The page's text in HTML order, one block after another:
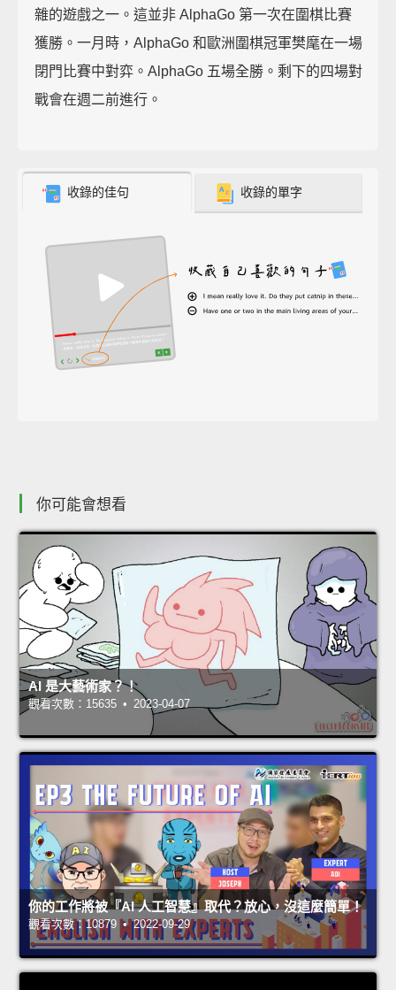
雜的遊戲之一。這並非 AlphaGo 第一次在圍棋比賽
獲勝。一月時，AlphaGo 和歐洲圍棋冠軍樊麾在一場
閉門比賽中對弈。AlphaGo 五場全勝。剩下的四場對
戰會在週二前進行。
收錄的佳句 收錄的單字
你可能會想看
AI 是大藝術家？！
觀看次數：15635 • 2023-04-07
你的工作將被『AI 人工智慧』取代？放心，沒這麼簡單！
觀看次數：10879 • 2022-09-29